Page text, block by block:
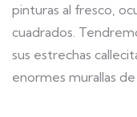
pinturas al fresco,
cuadrados.
sus estrechas
enormes murallas